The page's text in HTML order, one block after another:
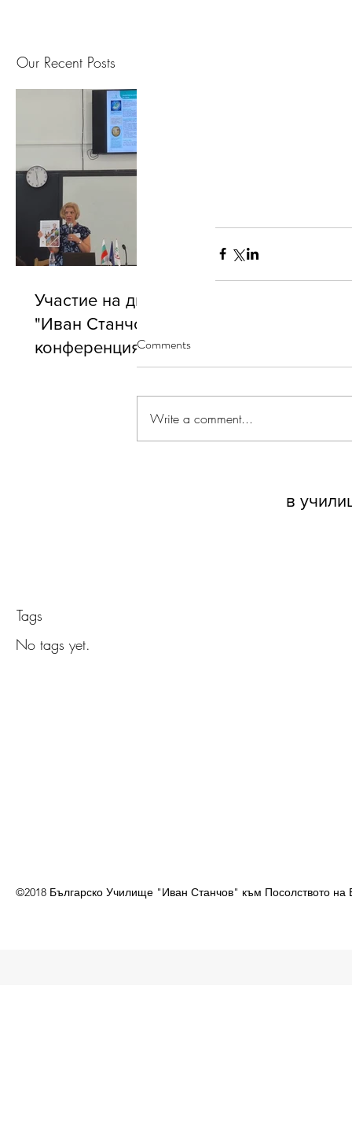
Our Recent Posts
Участие на директора на БУ
"Иван Станчов" в годишната
конференция на АБУЧ
в
Tags
No tags yet.
Comments
Write a comment...
©2018 Българско Училище "Иван Станчов" към Посолството на